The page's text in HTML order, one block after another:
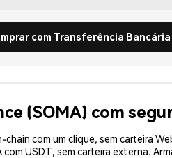
com Transferência Bancária
(SOMA) com
com um clique, sem carteira
USDT, sem carteira externa.